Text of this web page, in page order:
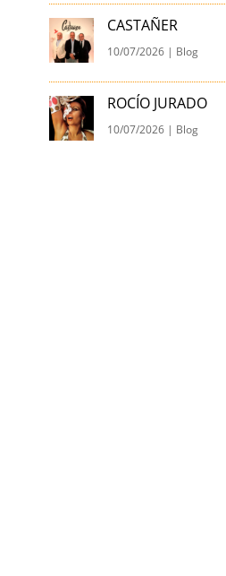
CASTAÑER
10/07/2026 | Blog
ROCÍO JURADO
10/07/2026 | Blog